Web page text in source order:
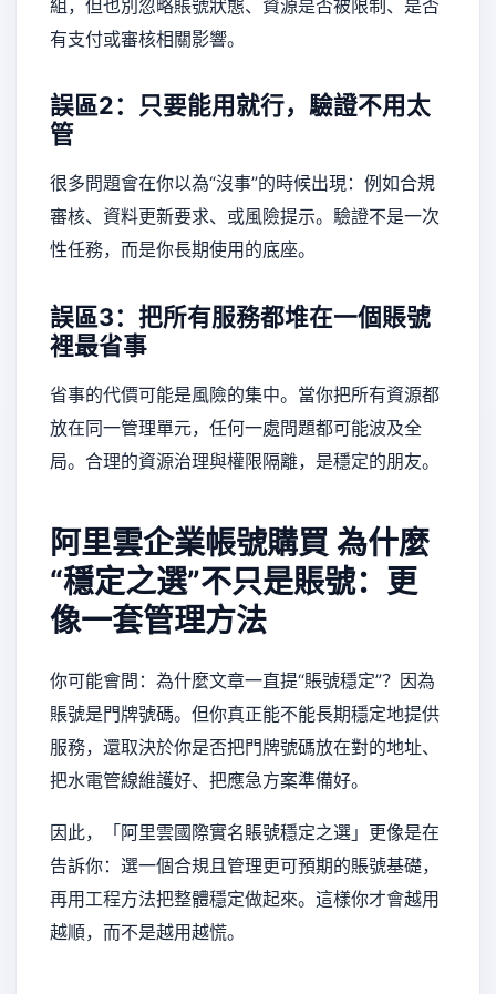
組，但也別忽略賬號狀態、資源是否被限制、是否
有支付或審核相關影響。
誤區2：只要能用就行，驗證不用太
管
很多問題會在你以為“沒事”的時候出現：例如合規
審核、資料更新要求、或風險提示。驗證不是一次
性任務，而是你長期使用的底座。
誤區3：把所有服務都堆在一個賬號
裡最省事
省事的代價可能是風險的集中。當你把所有資源都
放在同一管理單元，任何一處問題都可能波及全
局。合理的資源治理與權限隔離，是穩定的朋友。
阿里雲企業帳號購買 為什麼
“穩定之選”不只是賬號：更
像一套管理方法
你可能會問：為什麼文章一直提“賬號穩定”？因為
賬號是門牌號碼。但你真正能不能長期穩定地提供
服務，還取決於你是否把門牌號碼放在對的地址、
把水電管線維護好、把應急方案準備好。
因此，「阿里雲國際實名賬號穩定之選」更像是在
告訴你：選一個合規且管理更可預期的賬號基礎，
再用工程方法把整體穩定做起來。這樣你才會越用
越順，而不是越用越慌。